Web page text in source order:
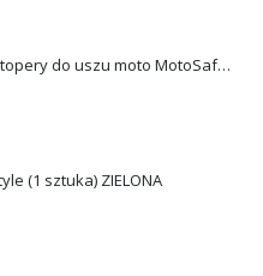
ALPINE zatyczki/stopery do uszu moto MotoSafe Pro
(1 sztuka) ZIELONA